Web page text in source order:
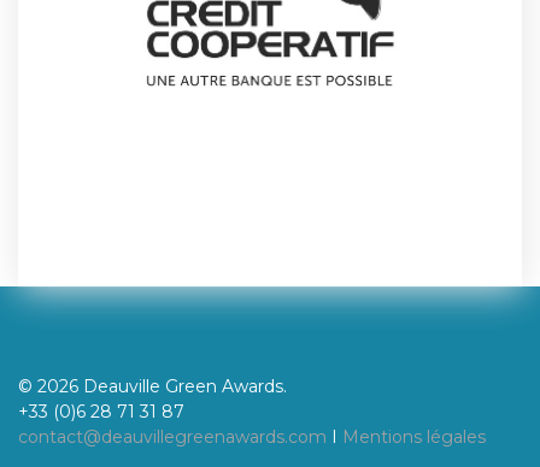
© 2026 Deauville Green Awards.
+33 (0)6 28 71 31 87
contact@deauvillegreenawards.com I Mentions légales